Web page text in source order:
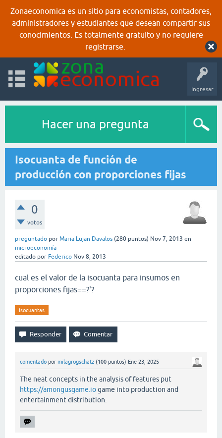
Zonaeconomica es un sitio para economistas, contadores,
administradores y estudiantes que desean compartir sus
conocimientos. Es totalmente gratuito y no requiere
registrarse.
Ingresar
Hacer una pregunta
Isocuanta de función de
producción con proporciones fijas
0
votos
preguntado por Maria Lujan Davalos (280 puntos) Nov 7, 2013 en
microeconomía
editado por Federico Nov 8, 2013
cual es el valor de la isocuanta para insumos en
proporciones fijas==?'?
isocuantas
comentado por milagrogschatz (100 puntos) Ene 23, 2025
The neat concepts in the analysis of features put
https://amongusgame.iogame into production and
entertainment distribution.